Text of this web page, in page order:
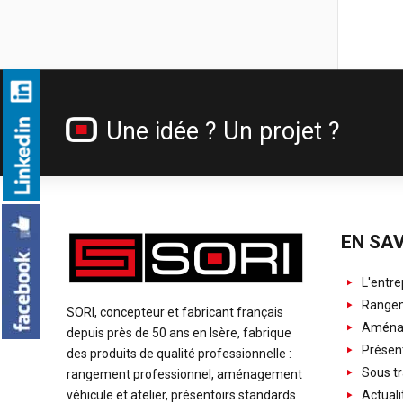
Une idée ? Un projet ?
SORI, concepteur et fabricant français
depuis près de 50 ans en Isère, fabrique
des produits de qualité professionnelle :
rangement professionnel, aménagement
véhicule et atelier, présentoirs standards
EN
Sous